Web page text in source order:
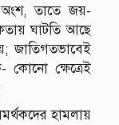
তাতে জয়-
ঘাটতি আছে
জাতিগতভাবেই
কোনো ক্ষেত্রেই
হামলায়